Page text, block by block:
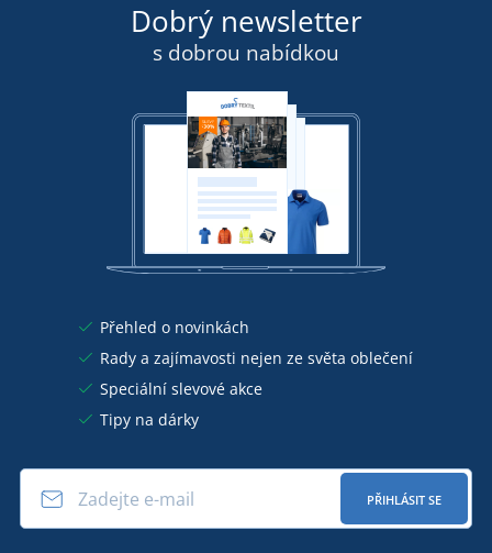
Dobrý newsletter
s dobrou nabídkou
Přehled o novinkách
Rady a zajímavosti nejen ze světa oblečení
Speciální slevové akce
Tipy na dárky
PŘIHLÁSIT SE